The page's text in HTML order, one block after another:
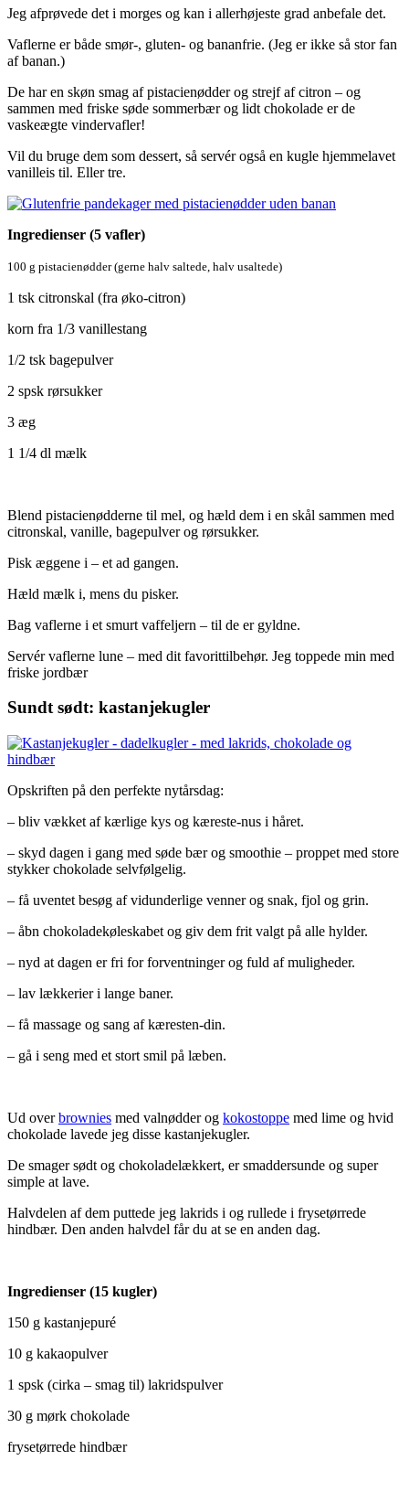
Jeg afprøvede det i morges og kan i allerhøjeste grad anbefale det.
Vaflerne er både smør-, gluten- og bananfrie. (Jeg er ikke så stor fan
af banan.)
De har en skøn smag af pistacienødder og strejf af citron – og
sammen med friske søde sommerbær og lidt chokolade er de
vaskeægte vindervafler!
Vil du bruge dem som dessert, så servér også en kugle hjemmelavet
vanilleis til. Eller tre.
Ingredienser (5 vafler)
100 g pistacienødder (gerne halv saltede, halv usaltede)
1 tsk citronskal (fra øko-citron)
korn fra 1/3 vanillestang
1/2 tsk bagepulver
2 spsk rørsukker
3 æg
1 1/4 dl mælk
Blend pistacienødderne til mel, og hæld dem i en skål sammen med
citronskal, vanille, bagepulver og rørsukker.
Pisk æggene i – et ad gangen.
Hæld mælk i, mens du pisker.
Bag vaflerne i et smurt vaffeljern – til de er gyldne.
Servér vaflerne lune – med dit favorittilbehør. Jeg toppede min med
friske jordbær
Sundt sødt: kastanjekugler
Opskriften på den perfekte nytårsdag:
– bliv vækket af kærlige kys og kæreste-nus i håret.
– skyd dagen i gang med søde bær og smoothie – proppet med store
stykker chokolade selvfølgelig.
– få uventet besøg af vidunderlige venner og snak, fjol og grin.
– åbn chokoladekøleskabet og giv dem frit valgt på alle hylder.
– nyd at dagen er fri for forventninger og fuld af muligheder.
– lav lækkerier i lange baner.
– få massage og sang af kæresten-din.
– gå i seng med et stort smil på læben.
Ud overbrownies med valnødder og kokostoppe med lime og hvid
chokolade lavede jeg disse kastanjekugler.
De smager sødt og chokoladelækkert, er smaddersunde og super
simple at lave.
Halvdelen af dem puttede jeg lakrids i og rullede i frysetørrede
hindbær. Den anden halvdel får du at se en anden dag.
Ingredienser (15 kugler)
150 g kastanjepuré
10 g kakaopulver
1 spsk (cirka – smag til) lakridspulver
30 g mørk chokolade
frysetørrede hindbær